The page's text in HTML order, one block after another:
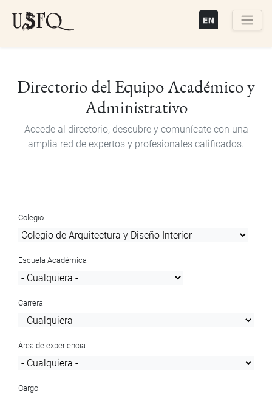
Directorio del Equipo Académico y
Administrativo
Accede al directorio, descubre y comunícate con una
amplia red de expertos y profesionales calificados.
Colegio
Escuela Académica
Carrera
Área de experiencia
Cargo